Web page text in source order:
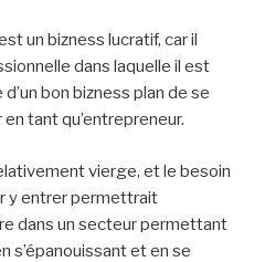
un bizness lucratif, car il
dans laquelle il est
bon bizness plan de se
tant qu’entrepreneur.
vierge, et le besoin
y entrer permettrait
dans un secteur permettant
s’épanouissant et en se